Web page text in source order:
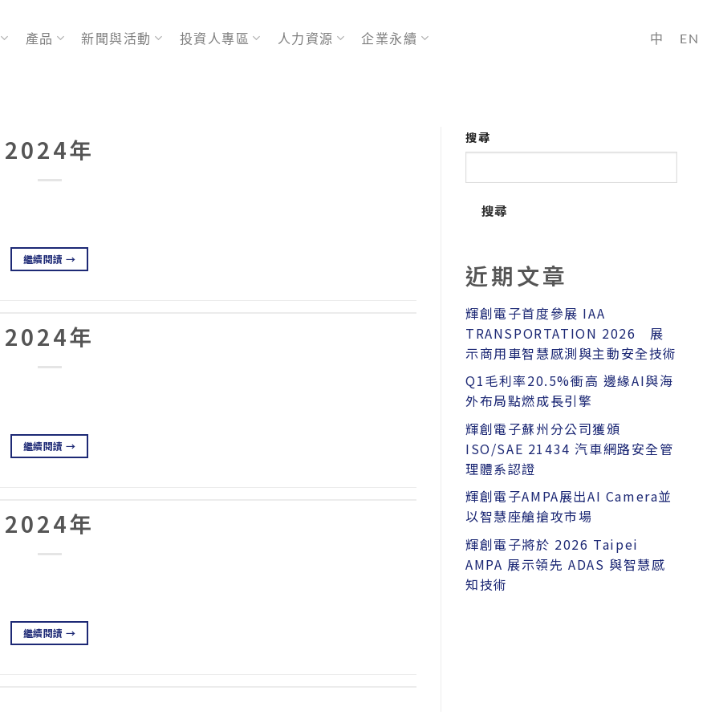
產品 新聞與活動 投資人專區 人力資源 企業永續 中 EN
2024年
繼續閱讀 →
2024年
繼續閱讀 →
2024年
繼續閱讀 →
搜尋
搜尋
近期文章
輝創電子首度參展 IAA
TRANSPORTATION 2026 展
示商用車智慧感測與主動安全技術
Q1毛利率20.5%衝高 邊緣AI與海
外布局點燃成長引擎
輝創電子蘇州分公司獲頒
ISO/SAE 21434 汽車網路安全管
理體系認證
輝創電子AMPA展出AI Camera並
以智慧座艙搶攻市場
輝創電子將於 2026 Taipei
AMPA 展示領先 ADAS 與智慧感
知技術